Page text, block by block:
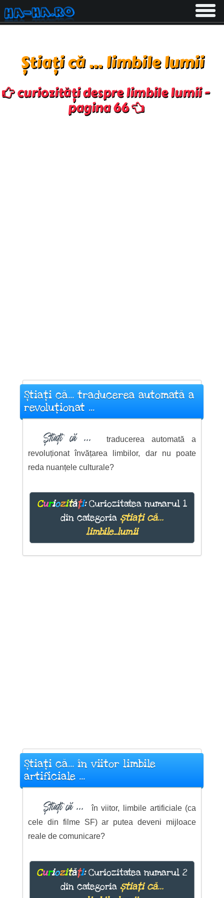
Toggle
Știați că ... limbile lumii
curiozități despre limbile lumii -
pagina 66
Știați că... traducerea automată a
revoluționat ...
Știați că ...
traducerea automată a
revoluționat învățarea limbilor, dar nu poate
reda nuanțele culturale?
Curiozități:Curiozitatea numarul 1
din categoria știați că...
limbile_lumii
Știați că... în viitor limbile
artificiale ...
Știați că ...
în viitor, limbile artificiale (ca
cele din filme SF) ar putea deveni mijloace
reale de comunicare?
Curiozități:Curiozitatea numarul 2
din categoria știați că...